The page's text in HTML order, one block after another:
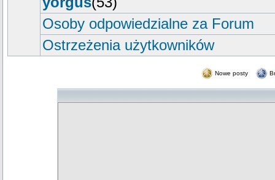
Osoby odpowiedzialne za Forum
Ostrzeżenia użytkowników
Nowe posty